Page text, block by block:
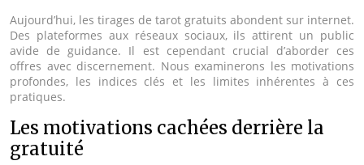
Aujourd’hui, les tirages de tarot gratuits abondent sur internet.
Des plateformes aux réseaux sociaux, ils attirent un public
avide de guidance. Il est cependant crucial d’aborder ces
offres avec discernement. Nous examinerons les motivations
profondes, les indices clés et les limites inhérentes à ces
pratiques.
Les motivations cachées derrière la
gratuité